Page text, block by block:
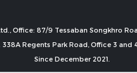
Office: 87/9 Tessaban Songkhro
Regents Park Road, Office 3 and
Since December 2021.